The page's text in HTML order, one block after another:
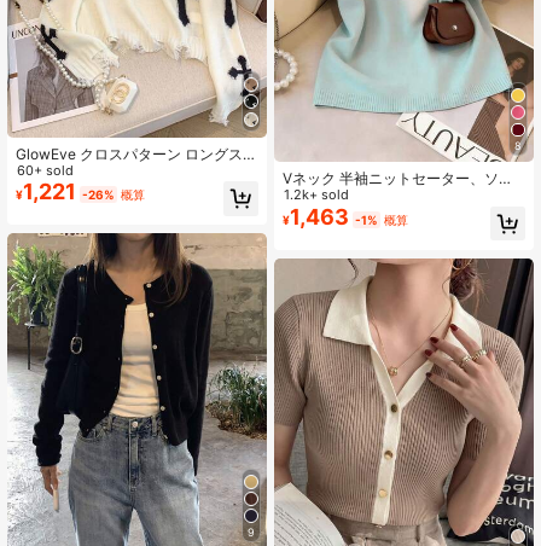
GlowEve クロスパターン ロングスリ
ーブ ミニマリストカジュアルセータ
ー レディース、ニットプルオーバー
秋冬
60+ sold
¥1,221 -26% 概算
9
8
Vネック 半袖ニットセーター、ソフ
トで通気性のあるアイシーシルク素
材、ミニマリストエレガントデザイ
ン、スリミング効果、クラシックな
ル、仕事、デート、パーティー、休
暇などに幅広く活躍
1.2k+ sold
¥1,463 -1% 概算